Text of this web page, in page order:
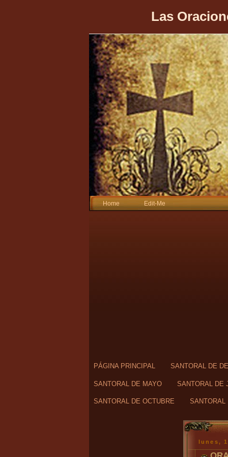
Las
Home Edit-Me
PÁGINA PRINCIPAL SANTORAL DE
SANTORAL DE MAYO SANTORAL DE
SANTORAL DE OCTUBRE SANTORAL
lunes,